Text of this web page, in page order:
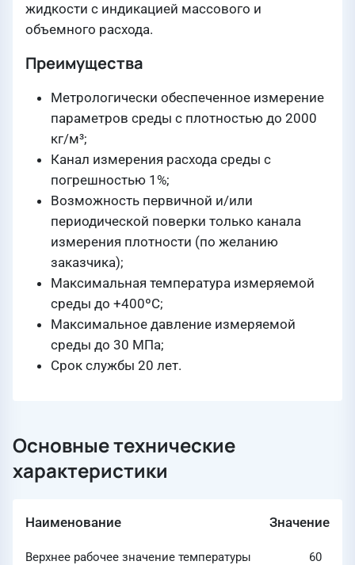
жидкости с индикацией массового и
объемного расхода.
Преимущества
Метрологически обеспеченное измерение
параметров среды с плотностью до 2000
кг/м³;
Канал измерения расхода среды с
погрешностью 1%;
Возможность первичной и/или
периодической поверки только канала
измерения плотности (по желанию
заказчика);
Максимальная температура измеряемой
среды до +400ºС;
Максимальное давление измеряемой
среды до 30 МПа;
Срок службы 20 лет.
Основные технические
характеристики
Наименование Значение
Верхнее рабочее значение температуры
60